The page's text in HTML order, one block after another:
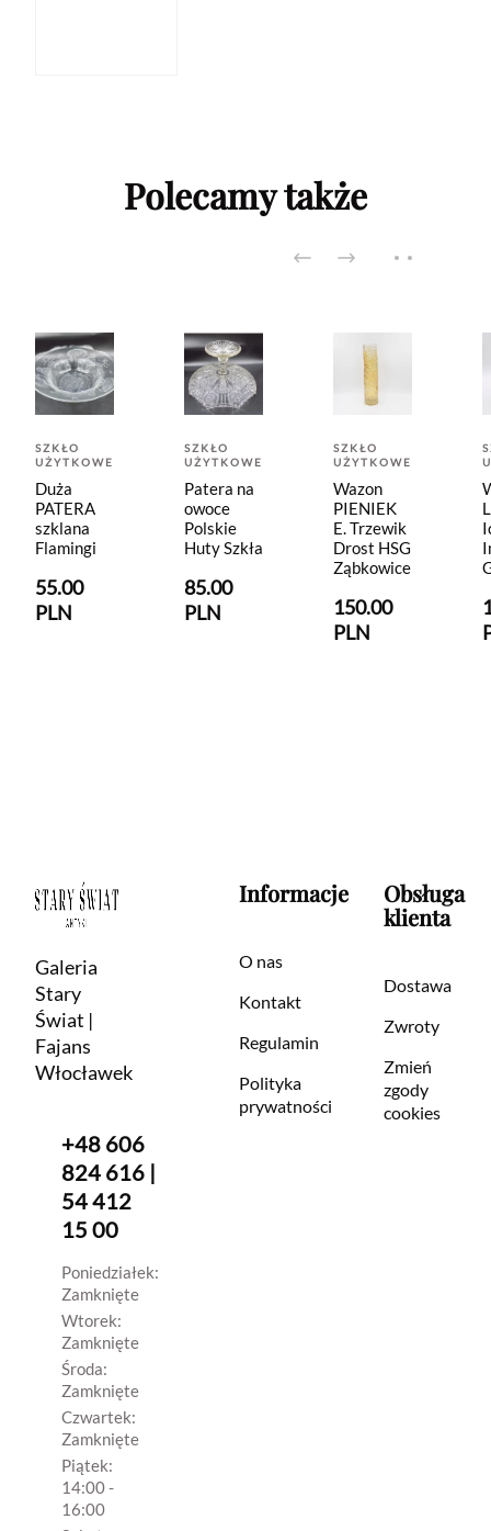
Polecamy także
SZKŁO
UŻYTKOWE
Duża
PATERA
szklana
Flamingi
55.00
PLN
SZKŁO
UŻYTKOWE
Patera na
owoce
Polskie
Huty Szkła
85.00
PLN
SZKŁO
UŻYTKOWE
Wazon
PIENIEK
E. Trzewik
Drost HSG
Ząbkowice
150.00
PLN
Galeria
Stary
Świat |
Fajans
Włocławek
+48 606
824 616 |
54 412
15 00
Poniedziałek:
Zamknięte
Wtorek:
Zamknięte
Środa:
Zamknięte
Czwartek:
Zamknięte
Piątek:
14:00 -
16:00
Informacje
O nas
Kontakt
Regulamin
Polityka
prywatności
Obsługa
klienta
Dostawa
Zwroty
Zmień
zgody
cookies